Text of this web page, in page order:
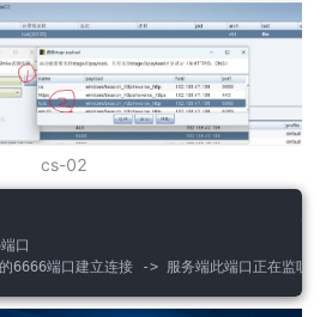
cs-02
口
6666端口建立连接 -> 服务端此端口正在监听